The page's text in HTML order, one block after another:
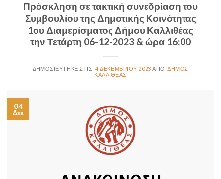
Πρόσκληση σε τακτική συνεδρίαση του
Συμβουλίου της Δημοτικής Κοινότητας
1ου Διαμερίσματος Δήμου Καλλιθέας
την Τετάρτη 06-12-2023 & ώρα 16:00
4 ΔΕΚΕΜΒΡΊΟΥ 2023
ΔΉΜΟΣ
ΚΑΛΛΙΘΈΑΣ
04
Δεκ